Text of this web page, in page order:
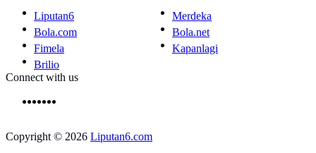
Liputan6
Merdeka
Bola.com
Bola.net
Fimela
Kapanlagi
Brilio
Connect with us
Copyright © 2026 Liputan6.com